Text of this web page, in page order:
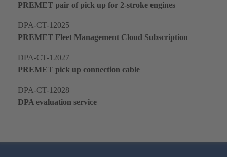
PREMET pair of pick up for 2-stroke engines
DPA-CT-12025
PREMET Fleet Management Cloud Subscription
DPA-CT-12027
PREMET pick up connection cable
DPA-CT-12028
DPA evaluation service